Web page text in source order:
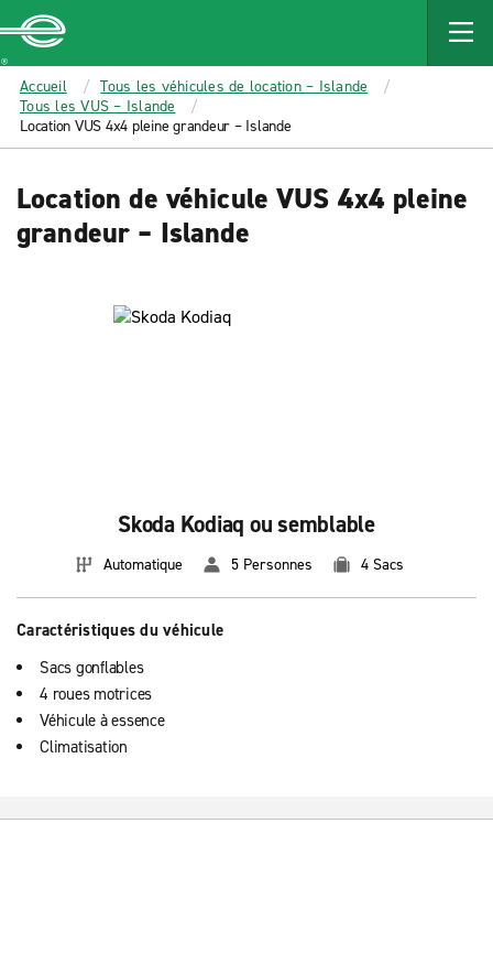
MAIN
CONTENT
Enterprise
Accueil
Tous les véhicules de location – Islande
Tous les VUS – Islande
Location VUS 4x4 pleine grandeur – Islande
Location de véhicule VUS 4x4 pleine
grandeur – Islande
Skoda Kodiaq ou semblable
Automatique 5 Personnes 4 Sacs
Caractéristiques du véhicule
Sacs gonflables
4 roues motrices
Véhicule à essence
Climatisation